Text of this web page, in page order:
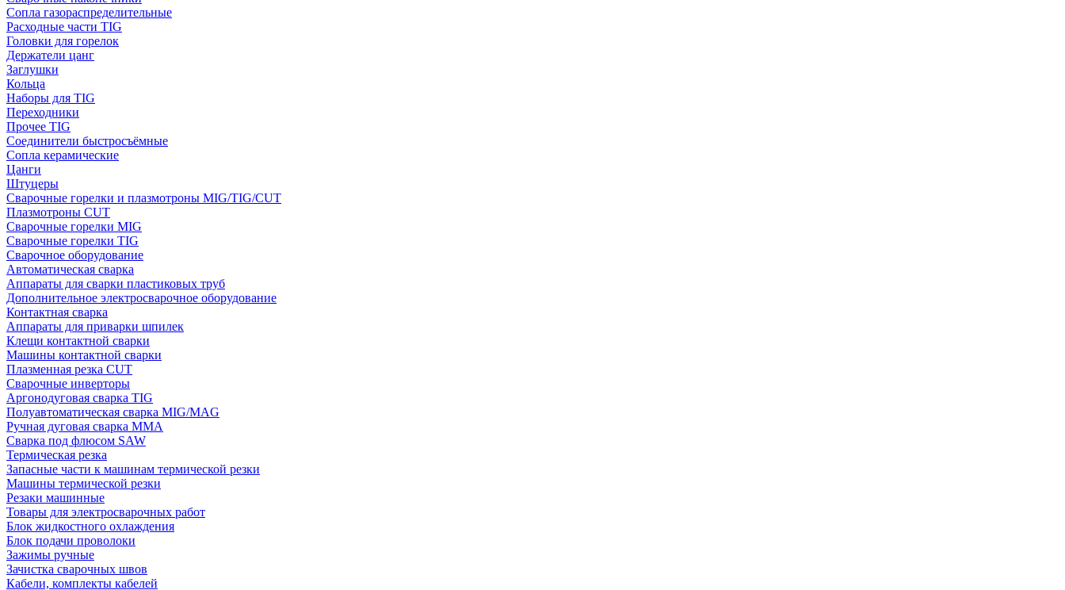
Сопла газораспределительные
Расходные части TIG
Головки для горелок
Держатели цанг
Заглушки
Кольца
Наборы для TIG
Переходники
Прочее TIG
Соединители быстросъёмные
Сопла керамические
Цанги
Штуцеры
Сварочные горелки и плазмотроны MIG/TIG/CUT
Плазмотроны CUT
Сварочные горелки MIG
Сварочные горелки TIG
Сварочное оборудование
Автоматическая сварка
Аппараты для сварки пластиковых труб
Дополнительное электросварочное оборудование
Контактная сварка
Аппараты для приварки шпилек
Клещи контактной сварки
Машины контактной сварки
Плазменная резка CUT
Сварочные инверторы
Аргонодуговая сварка TIG
Полуавтоматическая сварка MIG/MAG
Ручная дуговая сварка MMA
Сварка под флюсом SAW
Термическая резка
Запасные части к машинам термической резки
Машины термической резки
Резаки машинные
Товары для электросварочных работ
Блок жидкостного охлаждения
Блок подачи проволоки
Зажимы ручные
Зачистка сварочных швов
Кабели, комплекты кабелей